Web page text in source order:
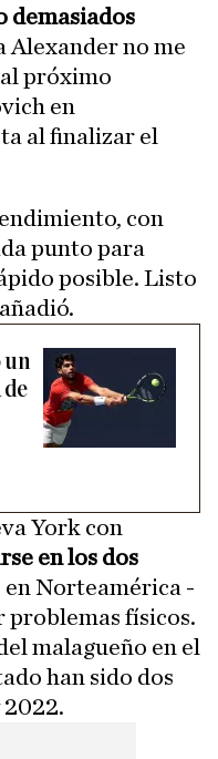
demasiados
Alexander no me
próximo
en
al finalizar el
con
punto para
posible. Listo
un
York con
en los dos
en Norteamérica -
problemas físicos.
malagueño en el
han sido dos
2022.